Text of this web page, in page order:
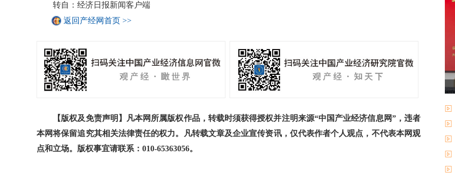
转自：经济日报新闻客户端
返回产经网首页 >>
【版权及免责声明】凡本网所属版权作品，转载时须获得授权并注明来源“中国产业经济信息网”，违者
本网将保留追究其相关法律责任的权力。凡转载文章及企业宣传资讯，仅代表作者个人观点，不代表本网观
点和立场。版权事宜请联系：010-65363056。